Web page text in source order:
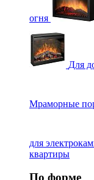
огня
Для
Мраморные
для
квартиры
По форме